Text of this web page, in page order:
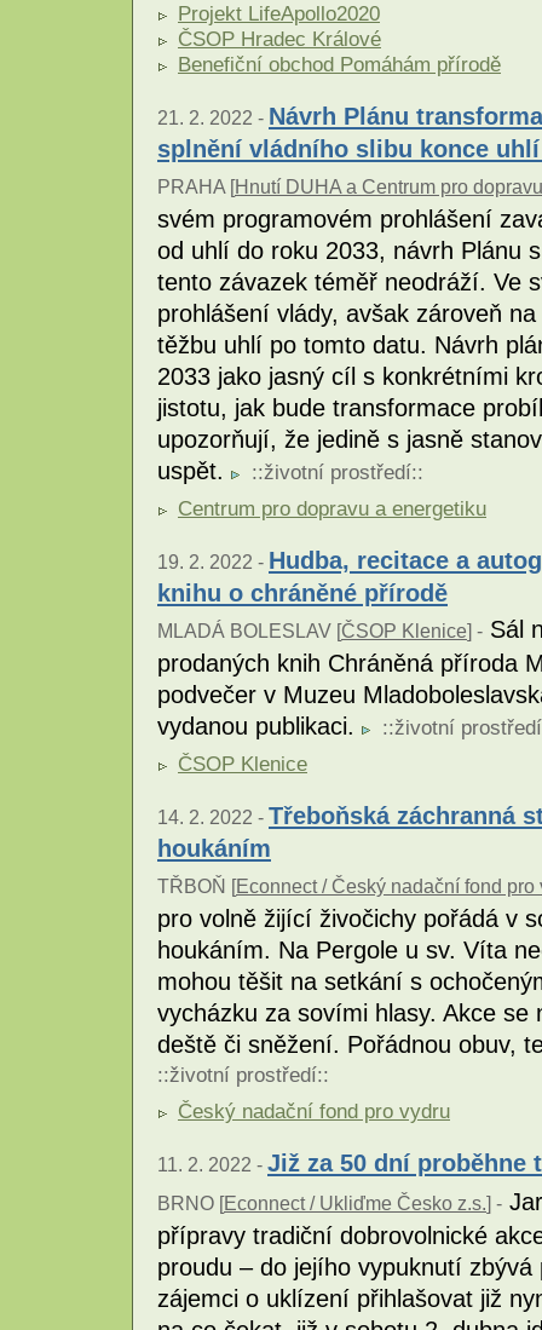
Projekt LifeApollo2020
ČSOP Hradec Králové
Benefiční obchod Pomáhám přírodě
21. 2. 2022 - Návrh Plánu
splnění vládního slibu konce uhlí
PRAHA [Hnutí DUHA a Centrum pro
svém programovém prohlášení
od uhlí do roku 2033, návrh Plánu
tento závazek téměř neodráží. Ve
prohlášení vlády, avšak zároveň
těžbu uhlí po tomto datu. Návrh
2033 jako jasný cíl s konkrétními
jistotu, jak bude transformace
upozorňují, že jedině s jasně
uspět.
::životní prostředí::
Centrum pro dopravu a energetiku
19. 2. 2022 - Hudba, recitace a
knihu o chráněné přírodě
MLADÁ BOLESLAV [ČSOP Klenice] - Sál
prodaných knih Chráněná příroda
podvečer v Muzeu
vydanou publikaci.
::životní prostředí
ČSOP Klenice
14. 2. 2022 - Třeboňská záchranná
houkáním
TŘBOŇ [Econnect / Český nadační fond pro
pro volně žijící živočichy pořádá v
houkáním. Na Pergole u sv. Víta
mohou těšit na setkání s
vycházku za sovími hlasy. Akce
deště či sněžení. Pořádnou obuv,
::životní prostředí::
Český nadační fond pro vydru
11. 2. 2022 - Již za 50 dní
BRNO [Econnect / Ukliďme Česko z.s.] -
přípravy tradiční dobrovolnické
proudu – do jejího vypuknutí
zájemci o uklízení přihlašovat již